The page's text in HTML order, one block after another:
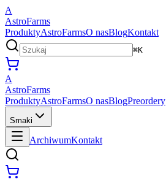
A
AstroFarms
ProduktyAstroFarmsO nasBlogKontakt
⌘K
A
AstroFarms
ProduktyAstroFarmsO nasBlogPreordery
Smaki
ArchiwumKontakt